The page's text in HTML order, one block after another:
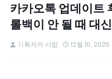
카카오톡 업데이트
롤백이 안 될 때 대
기획자의 서랍 12월 10, 2025